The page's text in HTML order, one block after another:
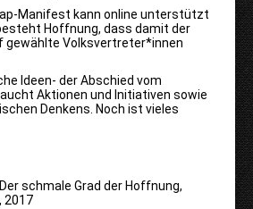
-Manifest kann online unterstützt
Hoffnung, dass damit der
gewählte Volksvertreter*innen
Ideen- der Abschied vom
Aktionen und Initiativen sowie
Denkens. Noch ist vieles
schmale Grad der Hoffnung,
2017